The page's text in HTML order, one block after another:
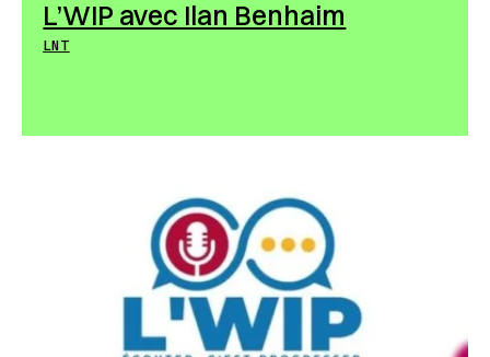
L’WIP avec Ilan Benhaim
LNT